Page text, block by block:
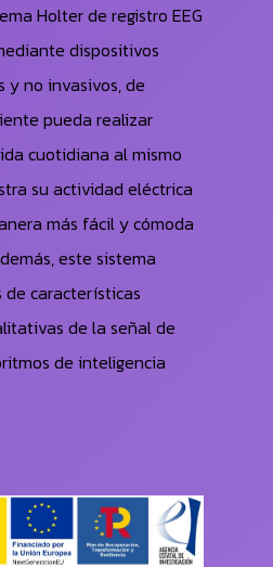
Holter de registro EEG
dispositivos
y no invasivos, de
pueda realizar
cuotidiana al mismo
su actividad eléctrica
más fácil y cómoda
este sistema
características
de la señal de
de inteligencia